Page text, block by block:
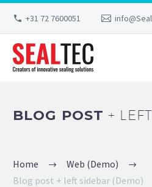
+31 72 7600051
BLOG POST+
Home
Web (Demo)
Blog post + left sidebar (Demo)